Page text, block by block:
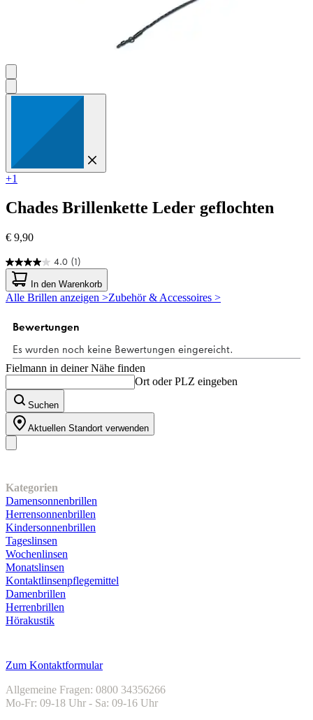
+1
Chades Brillenkette Leder geflochten
€ 9,90
4.0 (1)
4.0
von
5
Sternen.
Bewertung
In den Warenkorb
Alle Brillen anzeigen >Zubehör & Accessoires >
Fielmann in deiner Nähe finden
Ort oder PLZ eingeben
Suchen
Aktuellen Standort verwenden
Kategorien
Damensonnenbrillen
Herrensonnenbrillen
Kindersonnenbrillen
Tageslinsen
Wochenlinsen
Monatslinsen
Kontaktlinsenpflegemittel
Damenbrillen
Herrenbrillen
Hörakustik
Zum Kontaktformular
Allgemeine Fragen: 0800 34356266
Mo-Fr: 09-18 Uhr - Sa: 09-16 Uhr